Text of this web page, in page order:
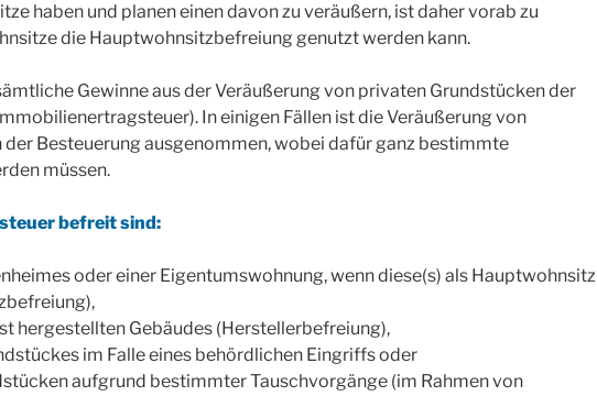
haben und planen einen davon zu veräußern, ist daher vorab zu
die Hauptwohnsitzbefreiung genutzt werden kann.
Gewinne aus der Veräußerung von privaten Grundstücken der
In einigen Fällen ist die Veräußerung von
Besteuerung ausgenommen, wobei dafür ganz bestimmte
müssen.
befreit sind:
oder einer Eigentumswohnung, wenn diese(s) als Hauptwohnsitz
hergestellten Gebäudes (Herstellerbefreiung),
im Falle eines behördlichen Eingriffs oder
aufgrund bestimmter Tauschvorgänge (im Rahmen von